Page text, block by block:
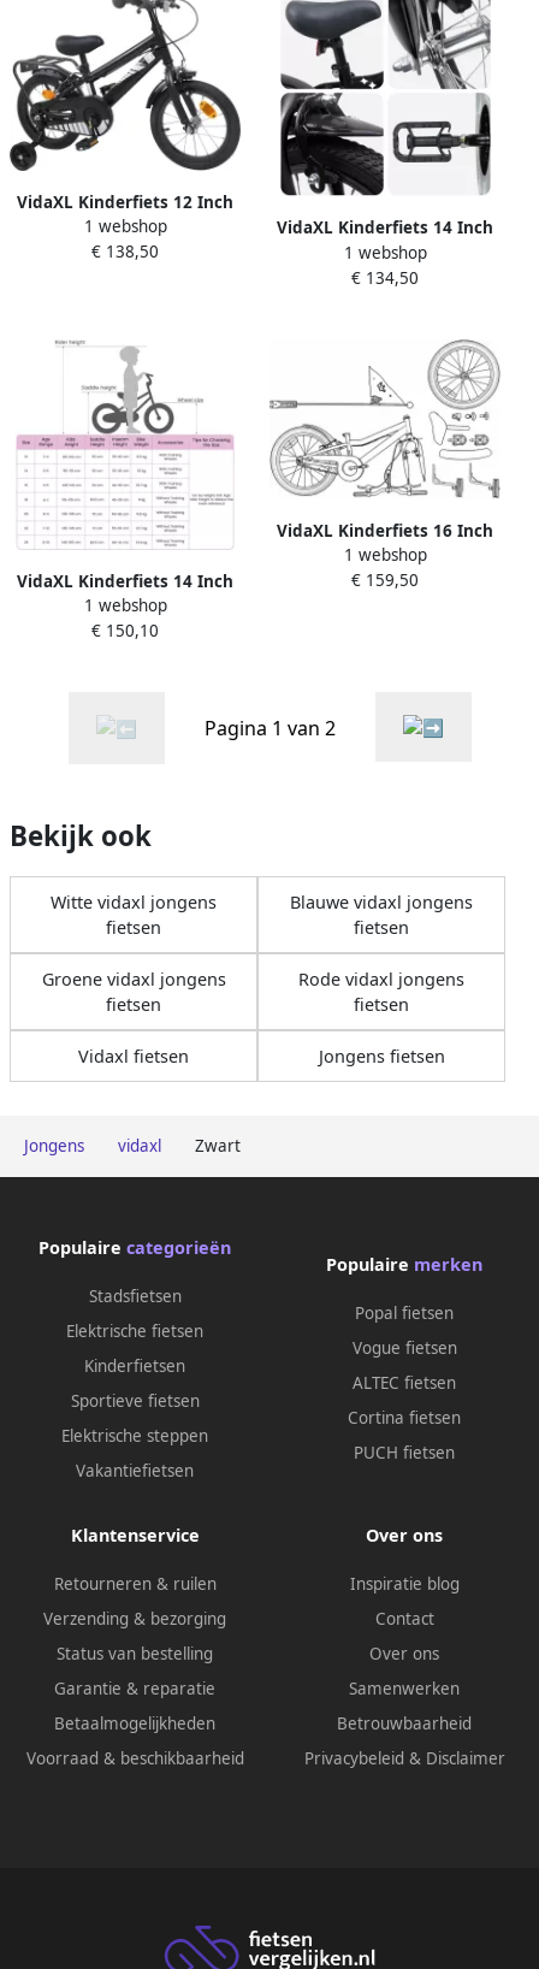
Jongens vidaxl Zwart
VidaXL Kinderfiets 12 Inch
voor 2-4 jaar oud Zwart
1 webshop
€ 138,50
VidaXL Kinderfiets 14 Inch
voor 3-5 jaar oud Zwart
1 webshop
€ 134,50
VidaXL Kinderfiets 14 Inch
voor 3-5 jaar oud Zwart
1 webshop
€ 150,10
VidaXL Kinderfiets 16 Inch
voor 4-6 jaar oud Zwart
1 webshop
€ 159,50
Pagina 1 van 2
Bekijk ook
Witte vidaxl jongens
fietsen
Blauwe vidaxl jongens
fietsen
Groene vidaxl jongens
fietsen
Rode vidaxl jongens
fietsen
Vidaxl fietsen Jongens fietsen
Populaire categorieën
Stadsfietsen
Elektrische fietsen
Kinderfietsen
Sportieve fietsen
Elektrische steppen
Vakantiefietsen
Populaire merken
Popal fietsen
Vogue fietsen
ALTEC fietsen
Cortina fietsen
PUCH fietsen
Klantenservice
Retourneren & ruilen
Verzending & bezorging
Status van bestelling
Garantie & reparatie
Betaalmogelijkheden
Voorraad & beschikbaarheid
Over ons
Inspiratie blog
Contact
Over ons
Samenwerken
Betrouwbaarheid
Privacybeleid & Disclaimer